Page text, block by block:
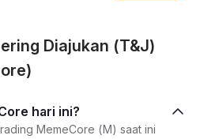
Diajukan (T&J)
hari ini?
MemeCore (M) saat ini